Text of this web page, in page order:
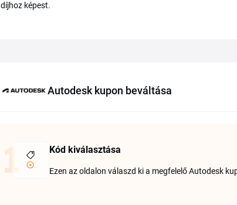
díjhoz képest.
Autodesk kupon beváltása
Kód kiválasztása
Ezen az oldalon válaszd ki a megfelelő Autodesk